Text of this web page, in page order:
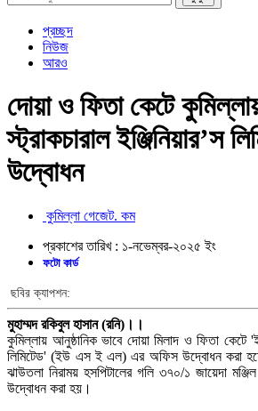
প্রচ্ছদ
নিউজ
আরও
দোয়া ও ফিতা কেটে
স্ট্রাকচারাল ইঞ্জিনিয়ার’স
উদ্বোধন
কুমিল্লা গেজেট. কম
প্রকাশের তারিখ : ১-নভেম্বর-২০২৫ ইং
ফটো কার্ড
ছবির ক্যাপশন:
মুহাম্মদ রকিবুল হাসান (রনি)।।
কুমিল্লায় আনুষ্ঠানিক ভাবে দোয়া মিলাদ ও ফিতা কেটে
লিমিটেড' (ইউ এস ই এল) এর অফিস উদ্বোধন করা
ঝাউতলা নিরাময় হসপিটালের গলি ৩৭০/১ জায়েদা
উদ্বোধন করা হয়।